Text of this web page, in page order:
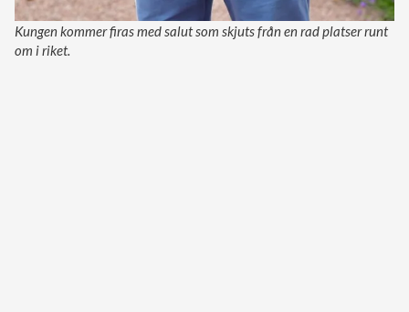
Kungen kommer firas med salut som skjuts från en rad platser runt
om i riket.